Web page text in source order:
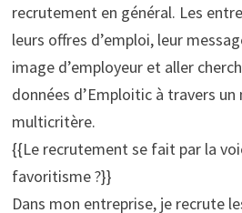
recrutement en général. Les
leurs offres d’emploi, leur
image d’employeur et aller
données d’Emploitic à travers
multicritère.
{{Le recrutement se fait par la
favoritisme ?}}
Dans mon entreprise, je recrute